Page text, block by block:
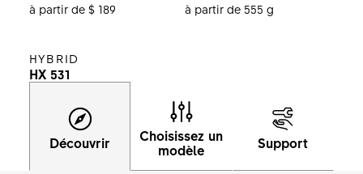
à partir de $ 189 à partir de 555 g
HYBRID
HX 531
Découvrir
Choisissez un
modèle
Support